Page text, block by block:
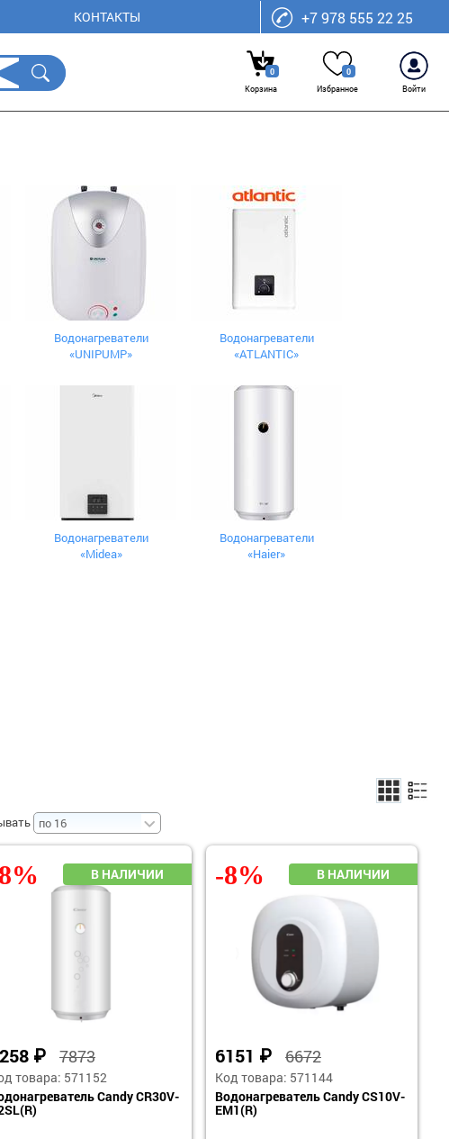
КОНТАКТЫ +7 978 555 22 25
0
Корзина
0
Избранное
Войти
Водонагреватели
«UNIPUMP»
Водонагреватели
«ATLANTIC»
Водонагреватели
«Midea»
Водонагреватели
«Haier»
₽ 7873
товара: 571152
Candy CR30V-
6151 ₽ 6672
Код товара: 571144
Водонагреватель Candy CS10V-
EM1(R)
-8%